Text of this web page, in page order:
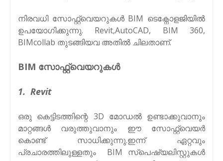
നിരവധി സോഫ്റ്റ്‌വെയറുകൾ BIM ടെക്നോളജിയിൽ
ഉപയോഗിക്കുന്നു. Revit,AutoCAD, BIM 360,
BIMcollab തുടങ്ങിയവ അതിൽ ചിലതാണ്.
BIM സോഫ്റ്റ്‌വെയറുകൾ
1. Revit
ഒരു കെട്ടിടത്തിന്റെ 3D മോഡൽ ഉണ്ടാക്കുവാനും
മാറ്റങ്ങൾ വരുത്തുവാനും ഈ സോഫ്റ്റ്‌വെയർ
കൊണ്ട് സാധിക്കുന്നു.ഇന്ന് ഏറ്റവും
പ്രചാരത്തിലുള്ളതും BIM സ്പെഷ്യലിസ്റ്റുകൾ